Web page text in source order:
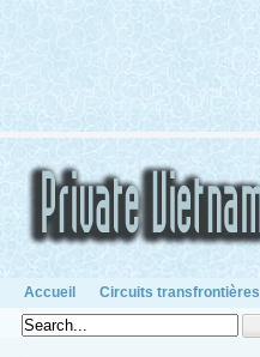
Accueil Circuits transfrontières